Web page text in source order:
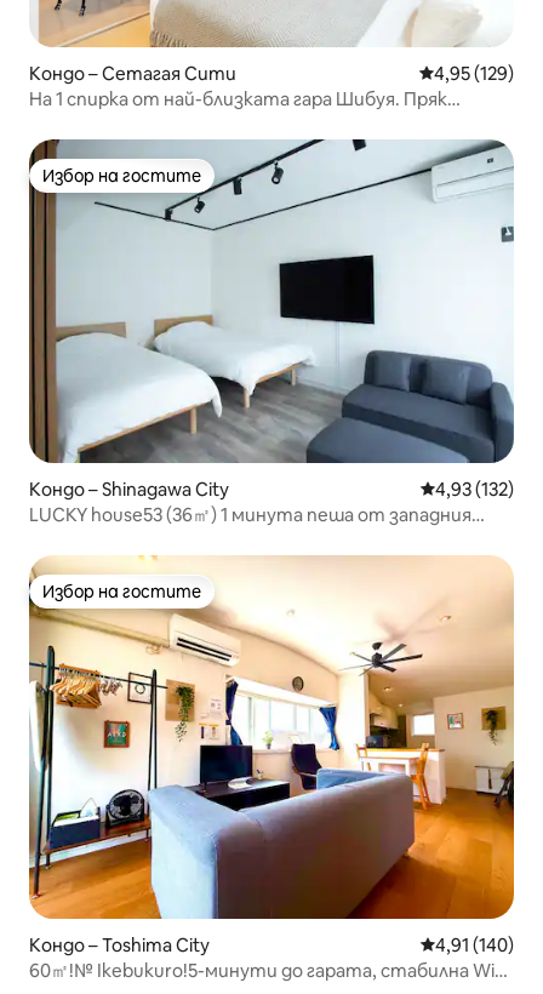
Кондо – Сетагая Сити Средна
4,95 (129)
На 1 спирка от най-близката гара Шибуя. Пряк
студио с 1 кухня Пералня и сушилня 30㎡ 02
Избор на гостите
Избор на гостите
Кондо – Shinagawa City Средна
4,93 (132)
LUCKY house53 (36㎡) 1 минута пеша от западния
Избор на гостите
Избор на гостите
Кондо – Toshima City Средна
4,91 (140)
60㎡!№ Ikebukuro!5-минути до гарата, стабилна Wi-